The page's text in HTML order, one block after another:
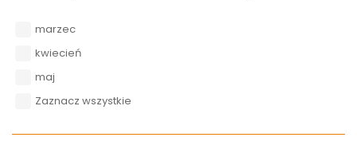
marzec
kwiecień
maj
Zaznacz wszystkie